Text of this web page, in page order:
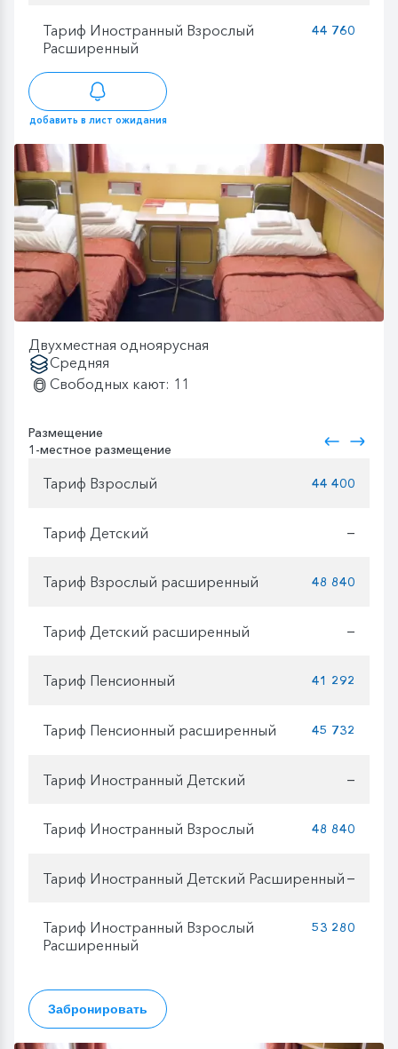
Тариф Иностранный Взрослый
Расширенный
44 760
добавить в лист ожидания
Двухместная одноярусная
Средняя
Свободных кают: 11
Размещение
1-местное размещение
Тариф Взрослый 44 400
Тариф Детский —
Тариф Взрослый расширенный 48 840
Тариф Детский расширенный —
Тариф Пенсионный 41 292
Тариф Пенсионный расширенный 45 732
Тариф Иностранный Детский —
Тариф Иностранный Взрослый 48 840
Тариф Иностранный Детский Расширенный —
Тариф Иностранный Взрослый
Расширенный
53 280
Забронировать